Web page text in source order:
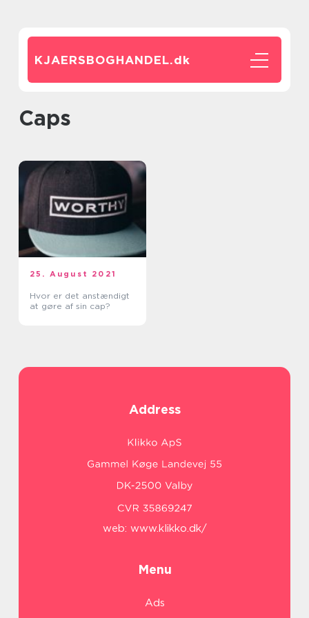
KJAERSBOGHANDEL.dk
caps
25. August 2021
Hvor er det anstændigt
at gøre af sin cap?
Address
web: www.klikko.dk/
Menu
Ads